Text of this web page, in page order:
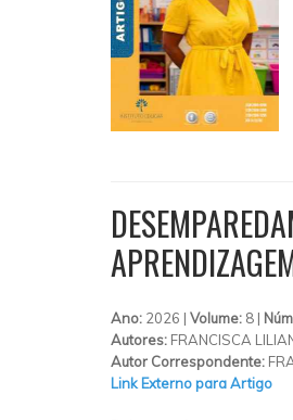
Ano: 2026 | Volume: 8 |
Autores: FRANCISCA
Autor Correspondente:
Link Externo para Artigo